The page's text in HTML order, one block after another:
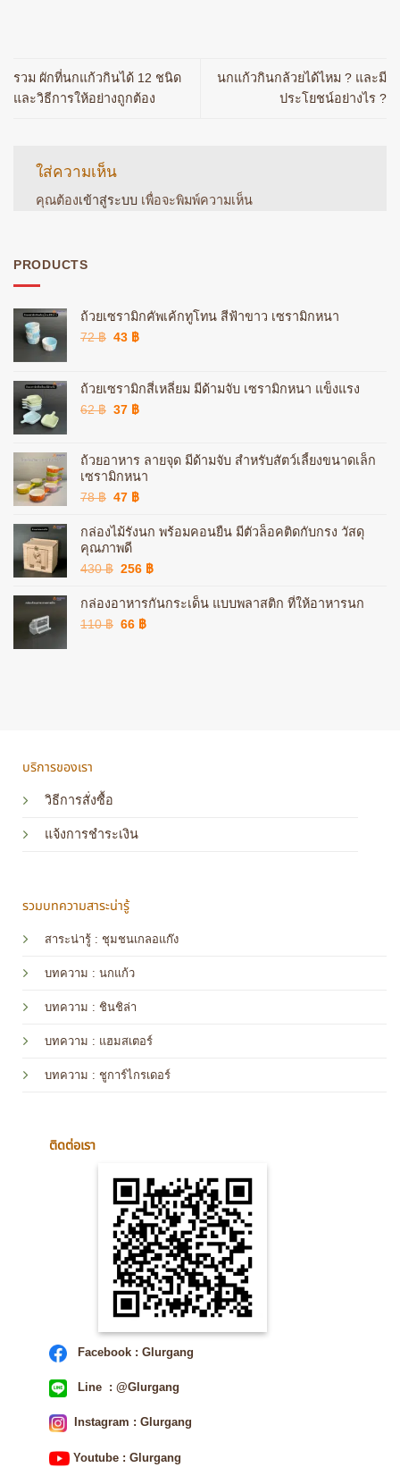
รวม ผักที่นกแก้วกินได้ 12 ชนิด
และวิธีการให้อย่างถูกต้อง
นกแก้วกินกล้วยได้ไหม ? และมี
ประโยชน์อย่างไร ?
ใส่ความเห็น
คุณต้องเข้าสู่ระบบ เพื่อจะพิมพ์ความเห็น
PRODUCTS
ถ้วยเซรามิกคัพเค้กทูโทน สีฟ้าขาว เซรามิกหนา
72฿ Original
72 ฿.
43 ฿Current
43 ฿.
ถ้วยเซรามิกสี่เหลี่ยม มีด้ามจับ เซรามิกหนา แข็งแรง
62฿ Original
62 ฿.
37 ฿Current
37 ฿.
ถ้วยอาหาร ลายจุด มีด้ามจับ สำหรับสัตว์เลี้ยงขนาดเล็ก
เซรามิกหนา
78฿ Original
was:
78 ฿.
47 ฿Current
is:
กล่องไม้รังนก พร้อมคอนยืน มีตัวล็อคติดกับกรง วัสดุ
คุณภาพดี
430฿ Original
was:
430 ฿.
256 ฿Current
is:
กล่องอาหารกันกระเด็น แบบพลาสติก ที่ให้อาหารนก
110฿ Original
66 ฿Current
บริการของเรา
วิธีการสั่งซื้อ
แจ้งการชำระเงิน
รวมบทความสาระน่ารู้
สาระน่ารู้ : ชุมชนเกลอแก๊ง
บทความ : นกแก้ว
บทความ : ชินชิล่า
บทความ : แฮมสเตอร์
บทความ : ชูการ์ไกรเดอร์
ติดต่อเรา
Facebook : Glurgang
Line : @Glurgang
Instagram : Glurgang
Youtube : Glurgang